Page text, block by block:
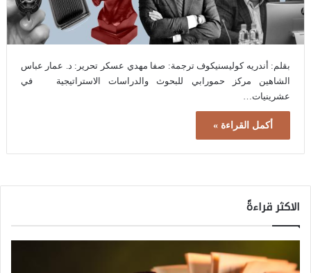
بقلم: أندريه كوليسنيكوف ترجمة: صفا مهدي عسكر تحرير: د. عمار عباس
الشاهين مركز حمورابي للبحوث والدراسات الاستراتيجية في
عشرينيات…
أكمل القراءة »
الاكثر قراءةً